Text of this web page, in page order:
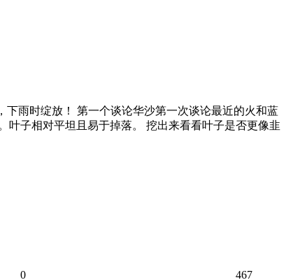
雨时绽放！ 第一个谈论华沙第一次谈论最近的火和蓝
叶子相对平坦且易于掉落。 挖出来看看叶子是否更像韭
0 467